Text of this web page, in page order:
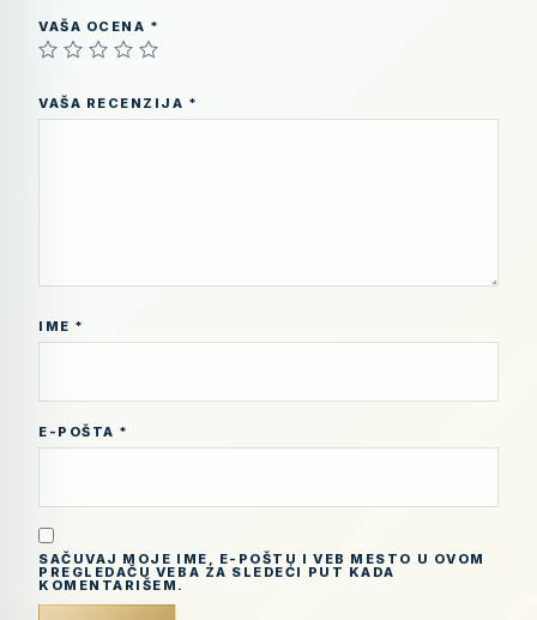
VAŠA OCENA *
VAŠA RECENZIJA *
IME *
E-POŠTA *
SAČUVAJ MOJE IME, E-POŠTU I VEB MESTO U OVOM
PREGLEDAČU VEBA ZA SLEDEĆI PUT KADA
KOMENTARIŠEM.